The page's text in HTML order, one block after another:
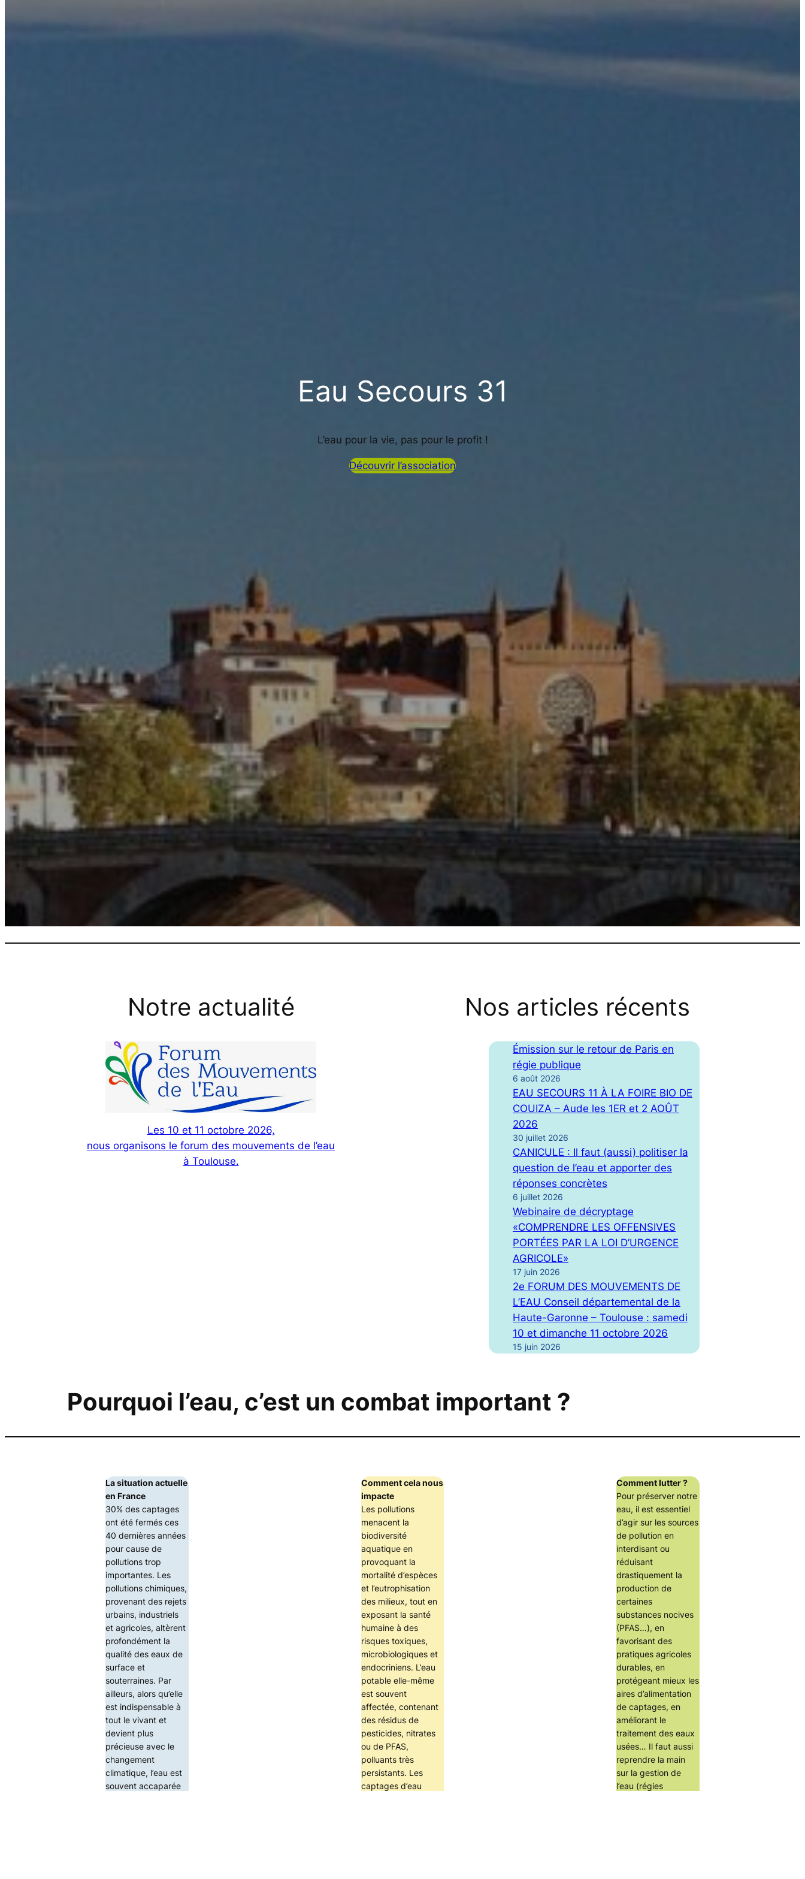
Eau Secours 31
L’eau pour la vie, pas pour le profit !
Découvrir l’association
Notre actualité
Les 10 et 11 octobre 2026,
nous organisons le forum des mouvements de l’eau
à Toulouse.
Nos articles récents
Émission sur le retour de Paris en
régie publique
6 août 2026
EAU SECOURS 11 À LA FOIRE BIO DE
COUIZA – Aude les 1ER et 2 AOÛT
2026
30 juillet 2026
CANICULE : Il faut (aussi) politiser la
question de l’eau et apporter des
réponses concrètes
6 juillet 2026
Webinaire de décryptage
«COMPRENDRE LES OFFENSIVES
PORTÉES PAR LA LOI D’URGENCE
AGRICOLE»
17 juin 2026
2e FORUM DES MOUVEMENTS DE
L’EAU Conseil départemental de la
Haute-Garonne – Toulouse : samedi
10 et dimanche 11 octobre 2026
15 juin 2026
Pourquoi l’eau, c’est un combat important ?
La situation actuelle
en France
30% des captages
ont été fermés ces
40 dernières années
pour cause de
pollutions trop
importantes. Les
pollutions chimiques,
provenant des rejets
urbains, industriels
et agricoles, altèrent
profondément la
qualité des eaux de
surface et
souterraines. Par
ailleurs, alors qu’elle
est indispensable à
tout le vivant et
devient plus
précieuse avec le
changement
climatique, l’eau est
souvent accaparée
Comment cela nous
impacte
Les pollutions
menacent la
biodiversité
aquatique en
provoquant la
mortalité d’espèces
et l’eutrophisation
des milieux, tout en
exposant la santé
humaine à des
risques toxiques,
microbiologiques et
endocriniens. L’eau
potable elle-même
est souvent
affectée, contenant
des résidus de
pesticides, nitrates
ou de PFAS,
polluants très
persistants. Les
captages d’eau
Comment lutter ?
Pour préserver notre
eau, il est essentiel
d’agir sur les sources
de pollution en
interdisant ou
réduisant
drastiquement la
production de
certaines
substances nocives
(PFAS…), en
favorisant des
pratiques agricoles
durables, en
protégeant mieux les
aires d’alimentation
de captages, en
améliorant le
traitement des eaux
usées… Il faut aussi
reprendre la main
sur la gestion de
l’eau (régies